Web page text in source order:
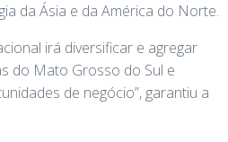
da Ásia e da América do Norte.
irá diversificar e agregar
do Mato Grosso do Sul e
de negócio”, garantiu a